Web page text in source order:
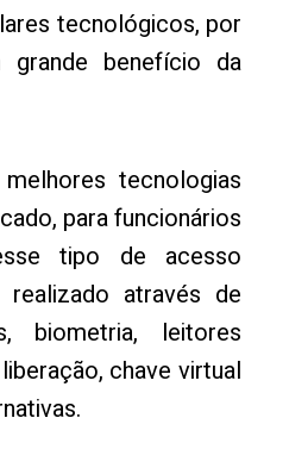
tecnológicos, por
benefício da
tecnologias
para funcionários
tipo de acesso
através de
biometria, leitores
chave virtual